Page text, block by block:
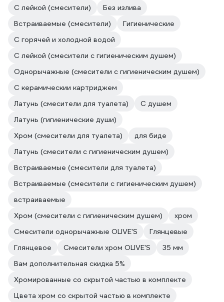
С лейкой (смесители)
Без излива
Встраиваемые (смесители)
Гигиенические
C горячей и холодной водой
С лейкой (смесители с гигиеническим душем)
Однорычажные (смесители с гигиеническим душем)
С керамическии картриджем
Латунь (смесители для туалета)
С душем
Латунь (гигиенические души)
Хром (смесители для туалета)
для биде
Латунь (смесители с гигиеническим душем)
Встраиваемые (смесители для туалета)
Встраиваемые (смесители с гигиеническим душем)
встраиваемые
Хром (смесители с гигиеническим душем)
хром
Смесители однорычажные OLIVE'S
Глянцевые
Глянцевое
Смесители хром OLIVE'S
35 мм
Вам дополнительная скидка 5%
Хромированные со скрытой частью в комплекте
Цвета хром со скрытой частью в комплекте